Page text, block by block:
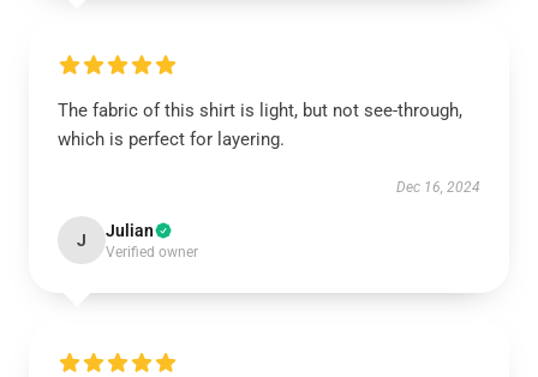
The fabric of this shirt is light, but not see-through,
which is perfect for layering.
Dec 16, 2024
J Julian
Verified owner